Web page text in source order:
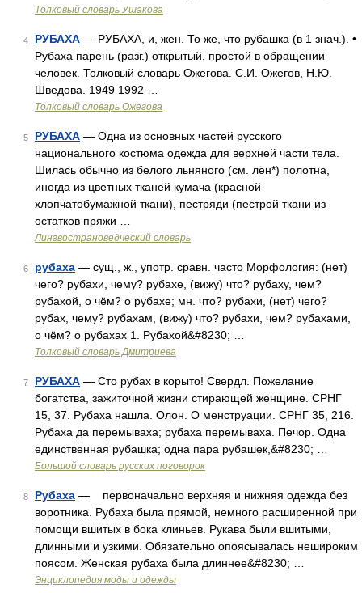
Толковый словарь Ушакова
4 РУБАХА — РУБАХА, и, жен. То же, что рубашка (в 1 знач.). •
Рубаха парень (разг.) открытый, простой в обращении
человек. Толковый словарь Ожегова. С.И. Ожегов, Н.Ю.
Шведова. 1949 1992 …
Толковый словарь Ожегова
5 РУБАХА — Одна из основных частей русского
национального костюма одежда для верхней части тела.
Шилась обычно из белого льняного (см. лён*) полотна,
иногда из цветных тканей кумача (красной
хлопчатобумажной ткани), пестряди (пестрой ткани из
остатков пряжи …
Лингвострановедческий словарь
6 рубаха — сущ., ж., употр. сравн. часто Морфология: (нет)
чего? рубахи, чему? рубахе, (вижу) что? рубаху, чем?
рубахой, о чём? о рубахе; мн. что? рубахи, (нет) чего?
рубах, чему? рубахам, (вижу) что? рубахи, чем? рубахами,
о чём? о рубахах 1. Рубахой&#8230; …
Толковый словарь Дмитриева
7 РУБАХА — Сто рубах в корыто! Свердл. Пожелание
богатства, зажиточной жизни стирающей женщине. СРНГ
15, 37. Рубаха нашла. Олон. О менструации. СРНГ 35, 216.
Рубаха да перемываха; рубаха перемываха. Печор. Одна
единственная рубашка; одна пара рубашек,&#8230; …
Большой словарь русских поговорок
8 Рубаха — первоначально верхняя и нижняя одежда без
воротника. Рубаха была прямой, немного расширенной при
помощи вшитых в бока клиньев. Рукава были вшитыми,
длинными и узкими. Обязательно опоясывалась нешироким
поясом. Женская рубаха была длиннее&#8230; …
Энциклопедия моды и одежды